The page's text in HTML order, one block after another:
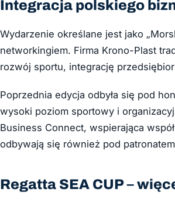
Integracja polskiego
Wydarzenie określane jest jako
networkingiem. Firma Krono-Plast
rozwój sportu, integrację
Poprzednia edycja odbyła się pod
wysoki poziom sportowy i
Business Connect, wspierająca
odbywają się również pod
Regatta SEA CUP –